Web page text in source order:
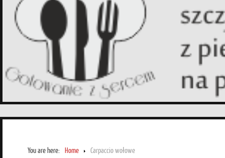
You are here: Home Carpaccio wołowe